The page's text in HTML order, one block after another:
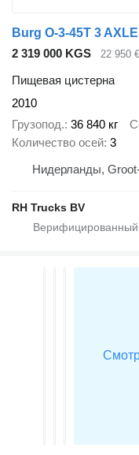
2 319 000 KGS 22 950 €
Пищевая цистерна
2010
Грузопод. 36 840 кг
Количество осей 3
Нидерланды,
RH Trucks BV